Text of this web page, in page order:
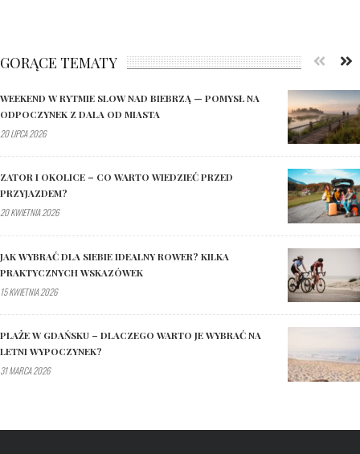
GORĄCE TEMATY
WEEKEND W RYTMIE SLOW NAD BIEBRZĄ — POMYSŁ NA
ODPOCZYNEK Z DALA OD MIASTA
20 LIPCA 2026
ZATOR I OKOLICE – CO WARTO WIEDZIEĆ PRZED
PRZYJAZDEM?
20 KWIETNIA 2026
JAK WYBRAĆ DLA SIEBIE IDEALNY ROWER? KILKA
PRAKTYCZNYCH WSKAZÓWEK
15 KWIETNIA 2026
PLAŻE W GDAŃSKU – DLACZEGO WARTO JE WYBRAĆ NA
LETNI WYPOCZYNEK?
31 MARCA 2026